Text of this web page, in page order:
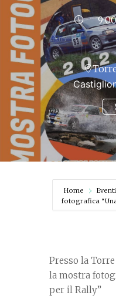
Home Eventi
fotografica
Presso la
la mostra
per il Rally”